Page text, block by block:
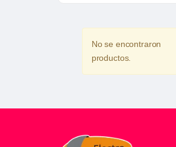
No se encontraron
productos.